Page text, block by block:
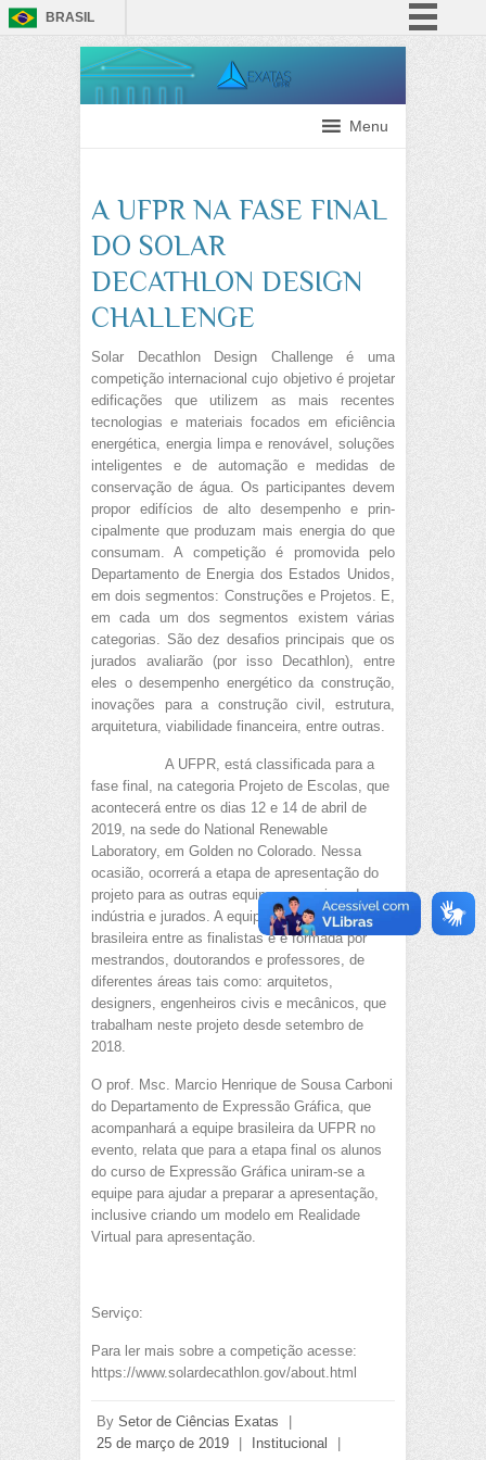
BRASIL
ParticipeMenu
A UFPR NA FASE FINAL
DO SOLAR
DECATHLON DESIGN
CHALLENGE
Solar Decathlon Design Challenge é uma
competição internacional cujo objetivo é projetar
edificações que utilizem as mais recentes
tecnologias e materiais focados em eficiência
energética, energia limpa e renovável, soluções
inteligentes e de automação e medidas de
conservação de água. Os participantes devem
propor edifícios de alto desempenho e prin-
cipalmente que produzam mais energia do que
consumam. A competição é promovida pelo
Departamento de Energia dos Estados Unidos,
em dois segmentos: Construções e Projetos. E,
em cada um dos segmentos existem várias
categorias. São dez desafios principais que os
jurados avaliarão (por isso Decathlon), entre
eles o desempenho energético da construção,
inovações para a construção civil, estrutura,
arquitetura, viabilidade financeira, entre outras.
A UFPR, está classificada para a
fase final, na categoria Projeto de Escolas, que
acontecerá entre os dias 12 e 14 de abril de
2019, na sede do National Renewable
Laboratory, em Golden no Colorado. Nessa
ocasião, ocorrerá a etapa de apresentação do
projeto para as outras equipes, parceiros da
indústria e jurados. A equipe UFPR é a única
brasileira entre as finalistas e é formada por
mestrandos, doutorandos e professores, de
diferentes áreas tais como: arquitetos,
designers, engenheiros civis e mecânicos, que
trabalham neste projeto desde setembro de
2018.
O prof. Msc. Marcio Henrique de Sousa Carboni
do Departamento de Expressão Gráfica, que
acompanhará a equipe brasileira da UFPR no
evento, relata que para a etapa final os alunos
do curso de Expressão Gráfica uniram-se a
equipe para ajudar a preparar a apresentação,
inclusive criando um modelo em Realidade
Virtual para apresentação.
Serviço:
Para ler mais sobre a competição acesse:
https://www.solardecathlon.gov/about.html
By Setor de Ciências Exatas
|
25 de março de 2019
| Institucional |